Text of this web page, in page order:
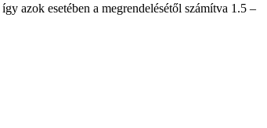
azok esetében a megrendelésétől számítva 1.5 –